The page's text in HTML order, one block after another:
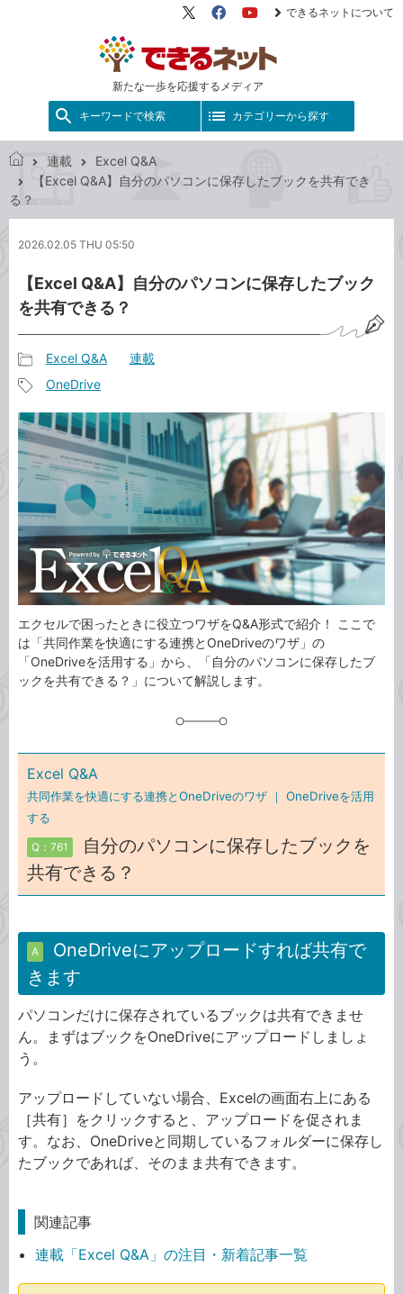
新たな一歩を応援するメディア
X（旧
FacebookYouTube
できるネットについて
キーワードで検索 カテゴリーから探す
き
ッ
連載
Excel Q&A
【Excel Q&A】自分のパソコンに保存したブックを共有でき
る？
2026.02.05 THU 05:50
【Excel Q&A】自分のパソコンに保存したブック
を共有できる？
事
カ
テ
ゴ
リ
Excel Q&A 連載
事
タ
グ
OneDrive
エクセルで困ったときに役立つワザをQ&A形式で紹介！ ここで
は「共同作業を快適にする連携とOneDriveのワザ」の
「OneDriveを活用する」から、「自分のパソコンに保存したブ
ックを共有できる？」について解説します。
Excel Q&A
共同作業を快適にする連携とOneDriveのワザ ｜ OneDriveを活用
する
Q：761
自分のパソコンに保存したブックを
共有できる？
A
OneDriveにアップロードすれば共有で
きます
パソコンだけに保存されているブックは共有できませ
ん。まずはブックをOneDriveにアップロードしましょ
う。
アップロードしていない場合、Excelの画面右上にある
［共有］をクリックすると、アップロードを促されま
す。なお、OneDriveと同期しているフォルダーに保存し
たブックであれば、そのまま共有できます。
関連記事
連載「Excel Q&A」の注目・新着記事一覧